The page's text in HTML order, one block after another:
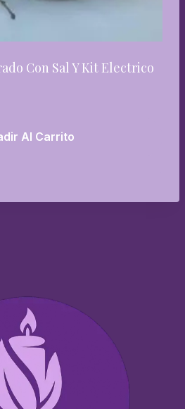
Con Sal Y Kit Electrico
Al Carrito